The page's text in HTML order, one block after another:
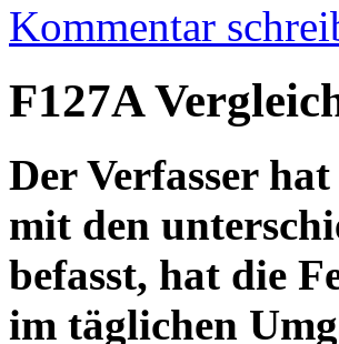
Kommentar
F127A
Der Verfasser
mit den
befasst, hat die
im täglichen